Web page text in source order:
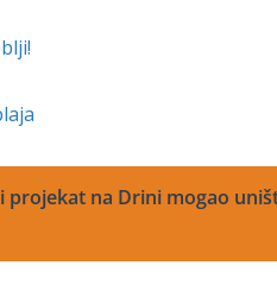
projekat na Drini mogao